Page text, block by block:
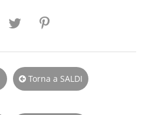
Torna a SALDI